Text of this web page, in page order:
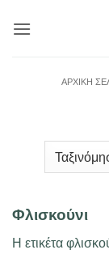
στο
ΑΡΧΙΚΉ
Φλισκούνι
Η ετικέτα